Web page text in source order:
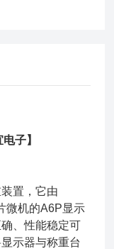
子】
置，它由
微机的A6P显示
、性能稳定可
示器与称重台